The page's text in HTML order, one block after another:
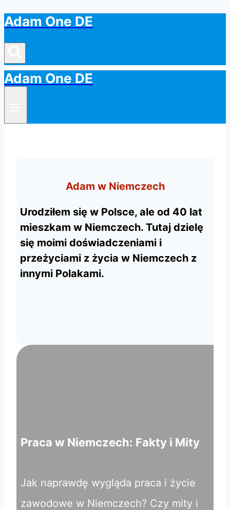
Przejdź
do
treści
Adam One DE
Adam One DE
Adam w Niemczech
Urodziłem się w Polsce, ale od 40 lat
mieszkam w Niemczech. Tutaj dzielę
się moimi doświadczeniami i
przeżyciami z życia w Niemczech z
innymi Polakami.
Praca w Niemczech: Fakty i Mity
Jak naprawdę wygląda praca i życie
zawodowe w Niemczech? Czy mity i